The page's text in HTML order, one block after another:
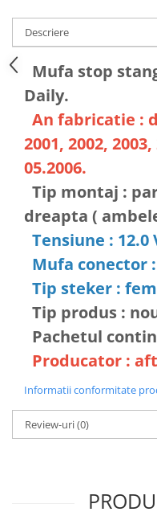
Descriere
Mufa stop
Daily.
An fabricatie :
2001, 2002,
05.2006.
Tip montaj :
dreapta (
Tensiune : 12.0
Mufa conector
Tip steker :
Tip produs :
Pachetul
Producator :
Informatii conformitate
Review-uri(0)